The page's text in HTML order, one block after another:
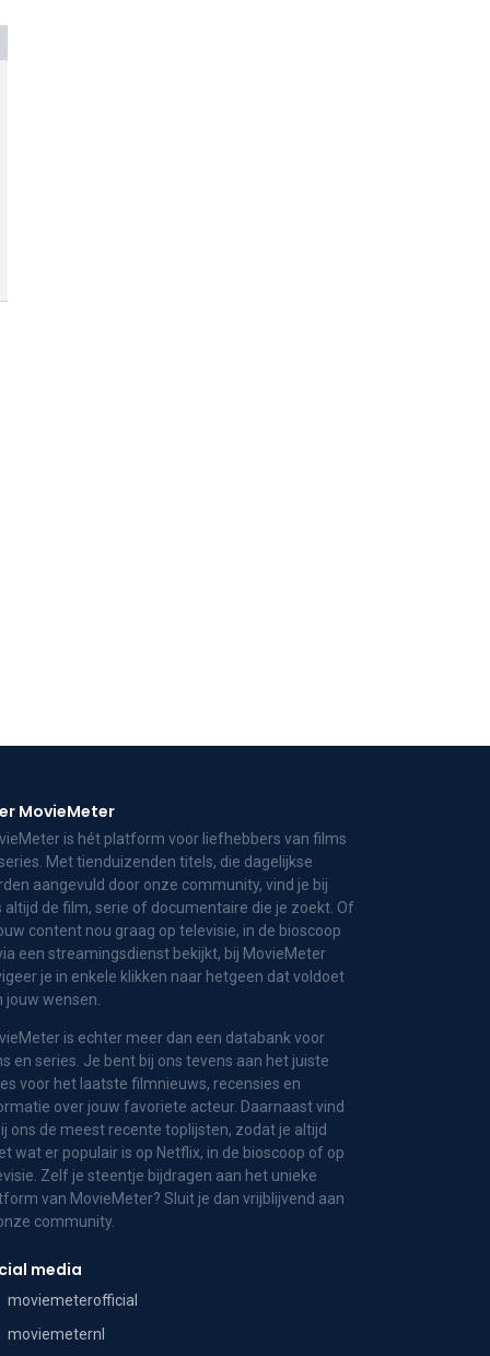
MovieMeter
is hét platform voor liefhebbers van films
Met tienduizenden titels, die dagelijkse
aangevuld door onze community, vind je bij
altijd de film, serie of documentaire die je zoekt. Of
content nou graag op televisie, in de bioscoop
een streamingsdienst bekijkt, bij MovieMeter
je in enkele klikken naar hetgeen dat voldoet
jouw wensen.
is echter meer dan een databank voor
en series. Je bent bij ons tevens aan het juiste
voor het laatste filmnieuws, recensies en
over jouw favoriete acteur. Daarnaast vind
ons de meest recente toplijsten, zodat je altijd
wat er populair is op Netflix, in de bioscoop of op
Zelf je steentje bijdragen aan het unieke
van MovieMeter? Sluit je dan vrijblijvend aan
community.
media
moviemeterofficial
moviemeternl